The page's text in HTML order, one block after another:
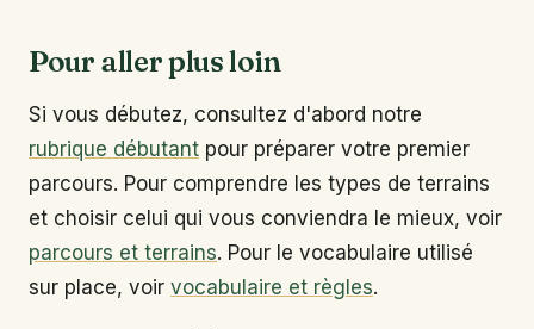
Pour aller plus loin
Si vous débutez, consultez d'abord notre
rubrique débutant pour préparer votre premier
parcours. Pour comprendre les types de terrains
et choisir celui qui vous conviendra le mieux, voir
parcours et terrains. Pour le vocabulaire utilisé
sur place, voir vocabulaire et règles.